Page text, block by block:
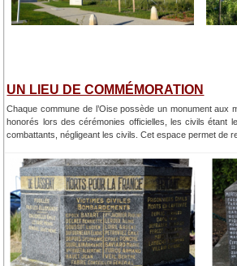
UN LIEU DE COMMÉMORATION
Chaque commune de l’Oise possède un monument
honorés lors des cérémonies officielles, les civils étant
combattants, négligeant les civils. Cet espace permet de